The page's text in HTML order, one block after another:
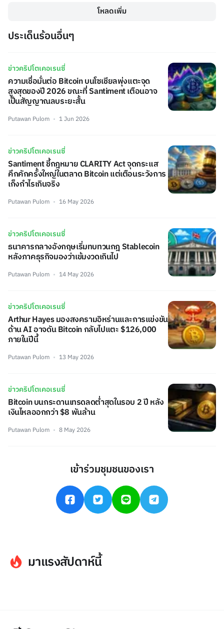
โหลดเพิ่ม
ประเด็นร้อนอื่นๆ
ข่าวคริปโตเคอเรนซี่
ความเชื่อมั่นต่อ Bitcoin บนโซเชียลพุ่งแตะจุด
สูงสุดของปี 2026 ขณะที่ Santiment เตือนอาจ
เป็นสัญญาณลบระยะสั้น
Putawan Pulom 1 Jun 2026
ข่าวคริปโตเคอเรนซี่
Santiment ชี้กฎหมาย CLARITY Act จุดกระแส
คึกคักครั้งใหญ่ในตลาด Bitcoin แต่เตือนระวังการ
เก็งกำไรเกินจริง
Putawan Pulom 16 May 2026
ข่าวคริปโตเคอเรนซี่
ธนาคารกลางอังกฤษเริ่มทบทวนกฎ Stablecoin
หลังภาคธุรกิจมองว่าเข้มงวดเกินไป
Putawan Pulom 14 May 2026
ข่าวคริปโตเคอเรนซี่
Arthur Hayes มองสงครามอิหร่านและการแข่งขัน
ด้าน AI อาจดัน Bitcoin กลับไปแตะ $126,000
ภายในปีนี้
Putawan Pulom 13 May 2026
ข่าวคริปโตเคอเรนซี่
Bitcoin บนกระดานเทรดลดต่ำสุดในรอบ 2 ปี หลัง
เงินไหลออกกว่า $8 พันล้าน
Putawan Pulom 8 May 2026
เข้าร่วมชุมชนของเรา
มาแรงสัปดาห์นี้